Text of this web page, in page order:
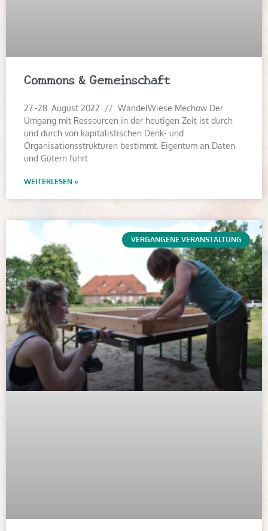
Commons & Gemeinschaft
27.-28. August 2022 // WandelWiese Mechow Der
Umgang mit Ressourcen in der heutigen Zeit ist durch
und durch von kapitalistischen Denk- und
Organisationsstrukturen bestimmt. Eigentum an Daten
und Gütern führt
WEITERLESEN »
VERGANGENE VERANSTALTUNG